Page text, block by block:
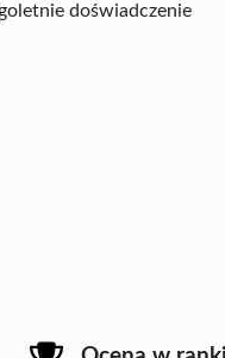
doświadczenie